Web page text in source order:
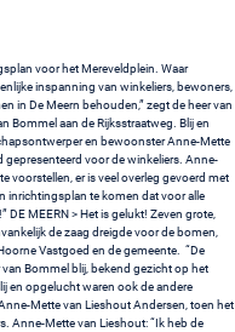
voor het Mereveldplein. Waar
inspanning van winkeliers, bewoners,
in De Meern behouden,” zegt de heer van
Bommel aan de Rijksstraatweg. Blij en
en bewoonster Anne-Mette
voor de winkeliers. Anne-
voorstellen, er is veel overleg gevoerd met
inrichtingsplan te komen dat voor alle
MEERN > Het is gelukt! Zeven grote,
de zaag dreigde voor de bomen,
Vastgoed en de gemeente. “De
Bommel blij, bekend gezicht op het
en opgelucht waren ook de andere
Mette van Lieshout Andersen, toen het
Anne-Mette van Lieshout: “Ik heb de